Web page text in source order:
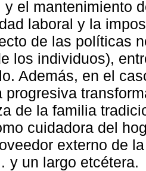
y el mantenimiento
laboral y la
de las políticas
los individuos),
Además, en el
progresiva
de la familia
cuidadora del
externo de
y un largo etcétera.